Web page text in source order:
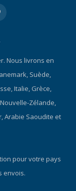
Nous livrons en
Suède,
Italie, Grèce,
Zélande,
Arabie Saoudite et
pour votre pays
envois.